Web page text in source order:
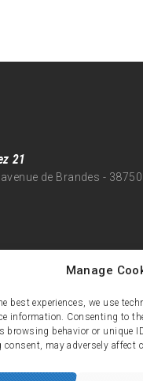
Manage
best experiences, we use
information. Consenting to
browsing behavior or unique
may adversely affect
21
de Brandes - 38750